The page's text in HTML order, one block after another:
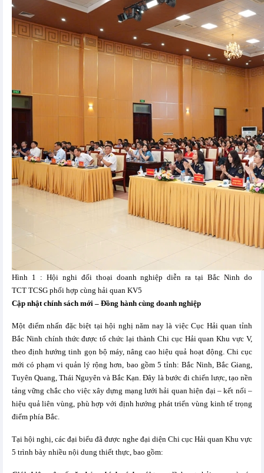
Hình 1 : Hội nghi đối thoại doanh nghiệp diễn ra tại Bắc Ninh do
TCT TCSG phối hợp cùng hải quan KV5
Cập nhật chính sách mới – Đồng hành cùng doanh nghiệp
Một điểm nhấn đặc biệt tại hội nghị năm nay là việc Cục Hải quan tỉnh
Bắc Ninh chính thức được tổ chức lại thành Chi cục Hải quan Khu vực V,
theo định hướng tinh gọn bộ máy, nâng cao hiệu quả hoạt động. Chi cục
mới có phạm vi quản lý rộng hơn, bao gồm 5 tỉnh: Bắc Ninh, Bắc Giang,
Tuyên Quang, Thái Nguyên và Bắc Kạn. Đây là bước đi chiến lược, tạo nền
tảng vững chắc cho việc xây dựng mạng lưới hải quan hiện đại – kết nối –
hiệu quả liên vùng, phù hợp với định hướng phát triển vùng kinh tế trọng
điểm phía Bắc.
Tại hội nghị, các đại biểu đã được nghe đại diện Chi cục Hải quan Khu vực
5 trình bày nhiều nội dung thiết thực, bao gồm: